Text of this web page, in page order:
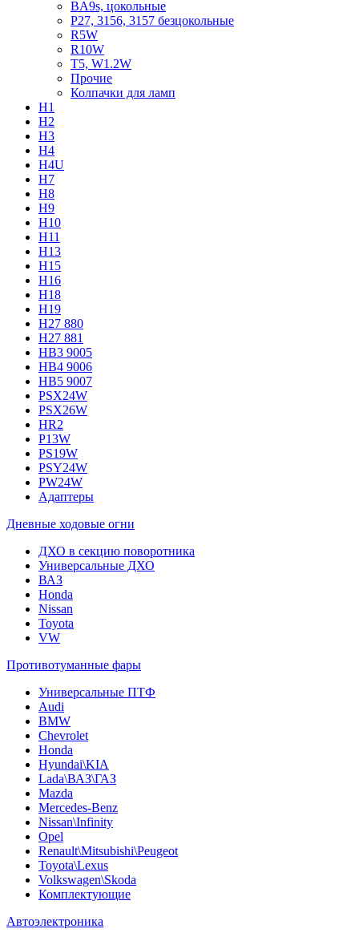
BA9s, цокольные
P27, 3156, 3157 безцокольные
R5W
R10W
T5, W1.2W
Прочие
Колпачки для ламп
H1
H2
H3
H4
H4U
H7
H8
H9
H10
H11
H13
H15
H16
H18
H19
H27 880
H27 881
HB3 9005
HB4 9006
HB5 9007
PSX24W
PSX26W
HR2
P13W
PS19W
PSY24W
PW24W
Адаптеры
Дневные ходовые огни
ДХО в секцию поворотника
Универсальные ДХО
ВАЗ
Honda
Nissan
Toyota
VW
Противотуманные фары
Универсальные ПТФ
Audi
BMW
Chevrolet
Honda
Hyundai\KIA
Lada\ВАЗ\ГАЗ
Mazda
Mercedes-Benz
Nissan\Infinity
Opel
Renault\Mitsubishi\Peugeot
Toyota\Lexus
Volkswagen\Skoda
Комплектующие
Автоэлектроника